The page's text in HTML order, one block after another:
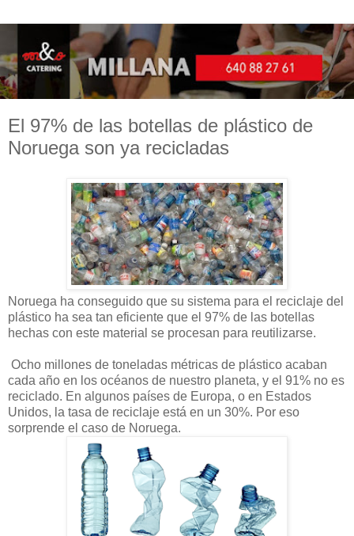
El 97% de las botellas de plástico de
Noruega son ya recicladas
Noruega ha conseguido que su sistema para el reciclaje del
plástico ha sea tan eficiente que el 97% de las botellas
hechas con este material se procesan para reutilizarse.
Ocho millones de toneladas métricas de plástico acaban
cada año en los océanos de nuestro planeta, y el 91% no es
reciclado. En algunos países de Europa, o en Estados
Unidos, la tasa de reciclaje está en un 30%. Por eso
sorprende el caso de Noruega.